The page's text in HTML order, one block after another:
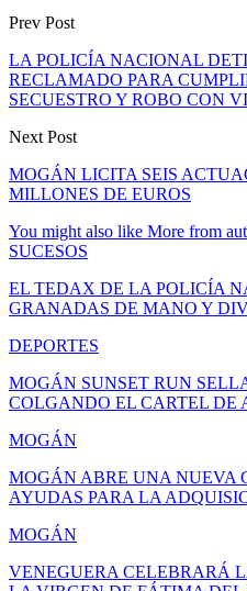
Prev Post
LA POLICÍA NACIONAL
RECLAMADO PARA
SECUESTRO Y ROBO CON
Next Post
MOGÁN LICITA SEIS
MILLONES DE EUROS
You might also like More from
SUCESOS
EL TEDAX DE LA POLICÍA
GRANADAS DE MANO Y
DEPORTES
MOGÁN SUNSET RUN
COLGANDO EL CARTEL DE
MOGÁN
MOGÁN ABRE UNA NUEVA
AYUDAS PARA LA
MOGÁN
VENEGUERA CELEBRARÁ